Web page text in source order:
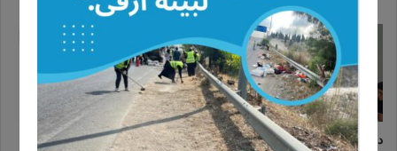
دورة زراعية تدريبية بالتعاون مع
اعلان عن إطلاق مشروع زراعي